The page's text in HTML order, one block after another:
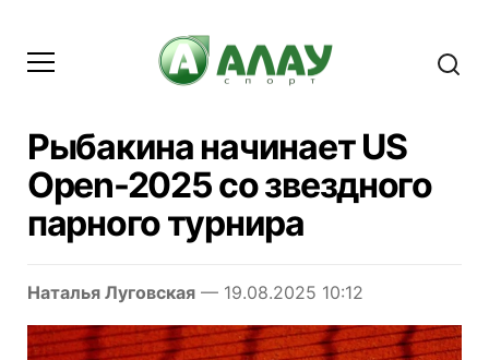
Рыбакина начинает US
Open-2025 со звездного
парного турнира
Наталья Луговская — 19.08.2025 10:12